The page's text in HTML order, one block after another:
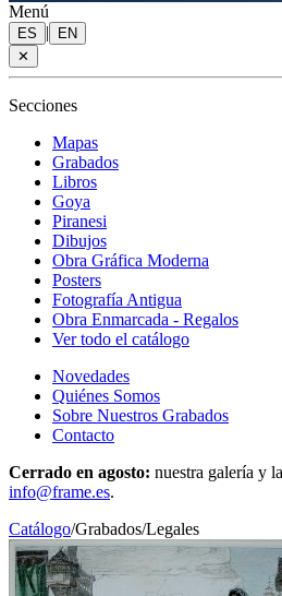
Menú
ES |
EN
✕
Secciones
Mapas
Grabados
Libros
Goya
Piranesi
Dibujos
Obra Gráfica Moderna
Posters
Fotografía Antigua
Obra Enmarcada - Regalos
Ver todo el catálogo
Novedades
Quiénes Somos
Sobre Nuestros Grabados
Contacto
Cerrado en agosto: nuestra galería y
info@frame.es.
Catálogo/Grabados/Legales